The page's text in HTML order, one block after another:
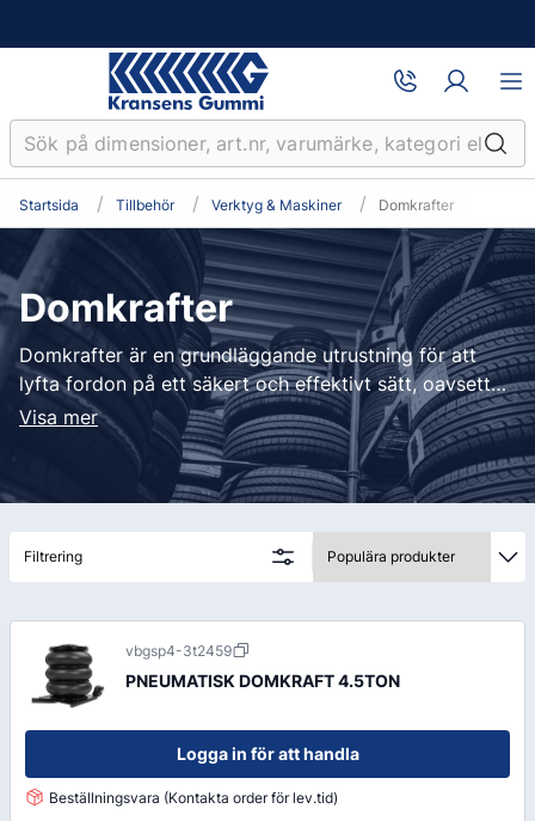
Startsida Tillbehör Verktyg & Maskiner Domkrafter
Domkrafter
Domkrafter är en grundläggande utrustning för att
lyfta fordon på ett säkert och effektivt sätt, oavsett
om det gäller service, däckbyte eller reparationer. För
professionella verkstäder, däckspecialister och
bilhandlare är en pålitlig domkraft en viktig del av det
dagliga arbetet och bidrar till hög precision och trygg
hantering av kundfordon.
Visa mer
Filtrering
vbgsp4-3t2459
PNEUMATISK DOMKRAFT 4.5TON
Logga in för att handla
Beställningsvara (Kontakta order för lev.tid)